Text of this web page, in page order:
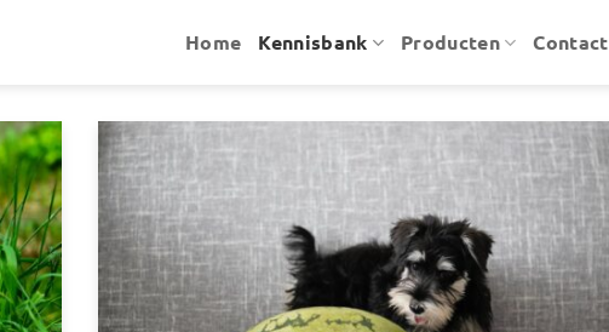
Home Kennisbank Producten Contact